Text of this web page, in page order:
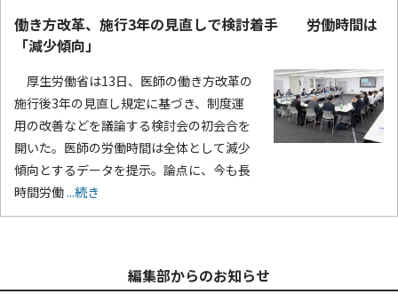
働き方改革、施行3年の見直しで検討着手 労働時間は
「減少傾向」
厚生労働省は13日、医師の働き方改革の
施行後3年の見直し規定に基づき、制度運
用の改善などを議論する検討会の初会合を
開いた。医師の労働時間は全体として減少
傾向とするデータを提示。論点に、今も長
時間労働...続き
編集部からのお知らせ